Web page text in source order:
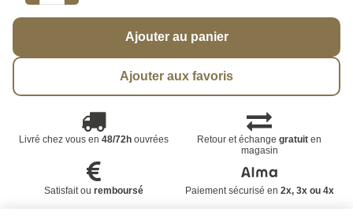
Ajouter au panier
Ajouter aux favoris
Livré chez vous en 48/72houvrées Retour et échangegratuit en
magasin
Satisfait ou remboursé Paiement sécurisé en 2x, 3x ou 4x